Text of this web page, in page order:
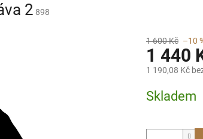
2 898
1 600 Kč –10
1 440
1 190,08 Kč
cena:
Skladem